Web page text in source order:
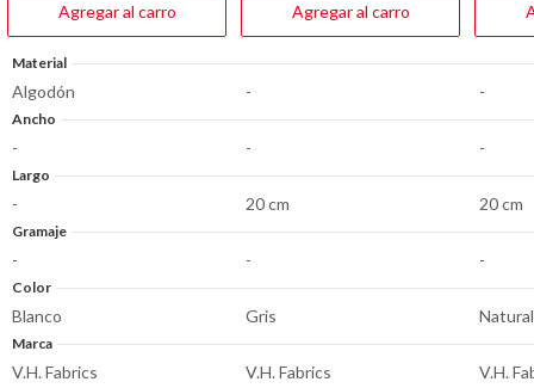
Agregar al carro Agregar al carro
Material
Algodón - -
Ancho
- - -
Largo
- 20 cm 20 cm
Gramaje
- - -
Color
Blanco Gris Natural
Marca
V.H. Fabrics V.H. Fabrics V.H.